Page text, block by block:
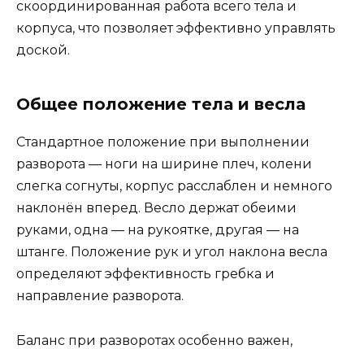
скоординированная работа всего тела и
корпуса, что позволяет эффективно управлять
доской.
Общее положение тела и весла
Стандартное положение при выполнении
разворота — ноги на ширине плеч, колени
слегка согнуты, корпус расслаблен и немного
наклонён вперед. Весло держат обеими
руками, одна — на рукоятке, другая — на
штанге. Положение рук и угол наклона весла
определяют эффективность гребка и
направление разворота.
Баланс при разворотах особенно важен,